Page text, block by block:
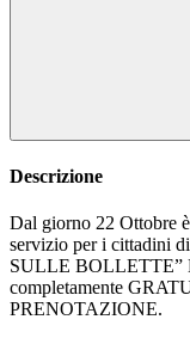
Descrizione
Dal giorno 22 Ottobre
servizio per i cittadini
SULLE BOLLETTE”
completamente
PRENOTAZIONE.